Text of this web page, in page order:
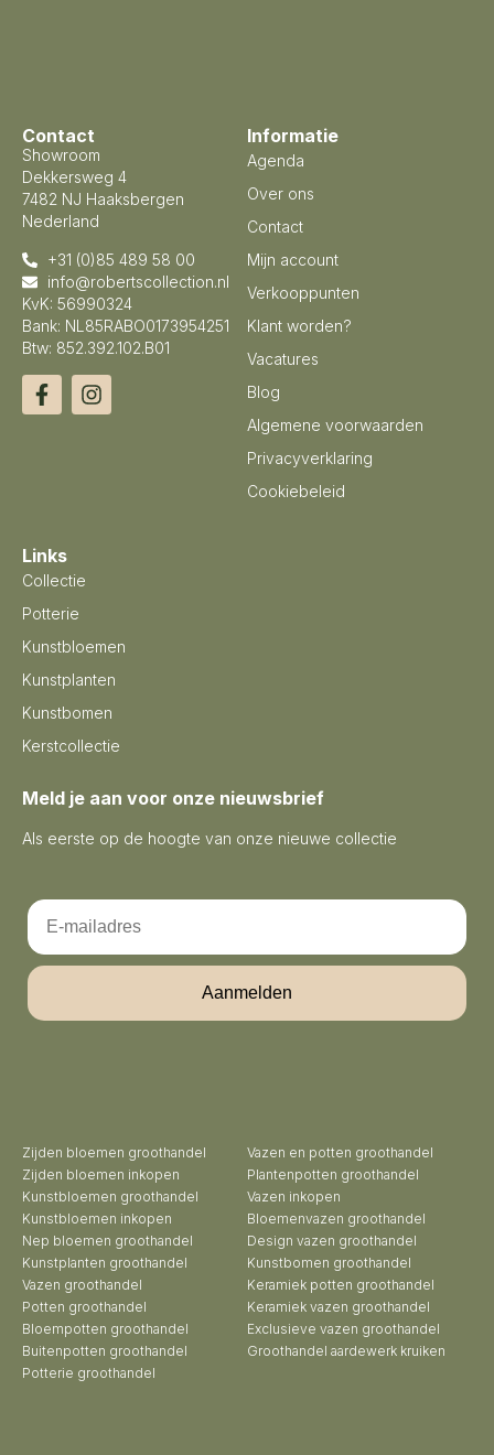
Contact
Showroom
Dekkersweg 4
7482 NJ Haaksbergen
Nederland
+31 (0)85 489 58 00
info@robertscollection.nl
KvK: 56990324
Bank: NL85RABO0173954251
Btw: 852.392.102.B01
Informatie
Agenda
Over ons
Contact
Mijn account
Verkooppunten
Klant worden?
Vacatures
Blog
Algemene voorwaarden
Privacyverklaring
Cookiebeleid
Links
Collectie
Potterie
Kunstbloemen
Kunstplanten
Kunstbomen
Kerstcollectie
Meld je aan voor onze nieuwsbrief
Als eerste op de hoogte van onze nieuwe collectie
Email
Aanmelden
Zijden bloemen groothandel
Zijden bloemen inkopen
Kunstbloemen groothandel
Kunstbloemen inkopen
Nep bloemen groothandel
Kunstplanten groothandel
Vazen groothandel
Potten groothandel
Bloempotten groothandel
Buitenpotten groothandel
Potterie groothandel
Vazen en potten groothandel
Plantenpotten groothandel
Vazen inkopen
Bloemenvazen groothandel
Design vazen groothandel
Kunstbomen groothandel
Keramiek potten groothandel
Keramiek vazen groothandel
Exclusieve vazen groothandel
Groothandel aardewerk kruiken